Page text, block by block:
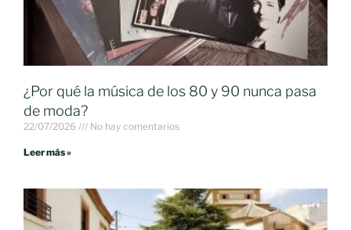
¿Por qué la música de los 80 y 90 nunca pasa
de moda?
22/07/2026 No hay comentarios
Leer más »